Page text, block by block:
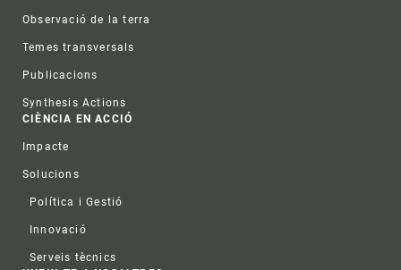
Observació de la terra
Temes transversals
Publicacions
Synthesis Actions
CIÈNCIA EN ACCIÓ
Impacte
Solucions
Política i Gestió
Innovació
Serveis tècnics